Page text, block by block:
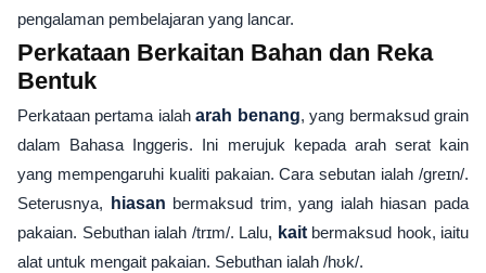
pengalaman pembelajaran yang lancar.
Perkataan Berkaitan Bahan dan Reka
Bentuk
Perkataan pertama ialaharah benang, yang bermaksud grain
dalam Bahasa Inggeris. Ini merujuk kepada arah serat kain
yang mempengaruhi kualiti pakaian. Cara sebutan ialah /ɡreɪn/.
Seterusnya,
hiasan bermaksud trim, yang ialah hiasan pada
pakaian. Sebuthan ialah /trɪm/. Lalu, kaitbermaksud hook, iaitu
alat untuk mengait pakaian. Sebuthan ialah /hʊk/.